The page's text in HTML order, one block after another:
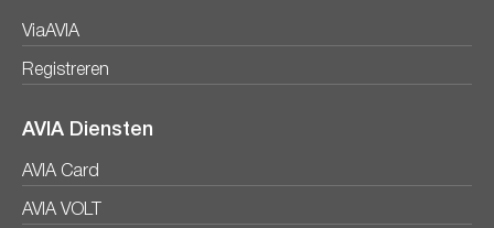
ViaAVIA
Registreren
AVIA Diensten
AVIA Card
AVIA VOLT